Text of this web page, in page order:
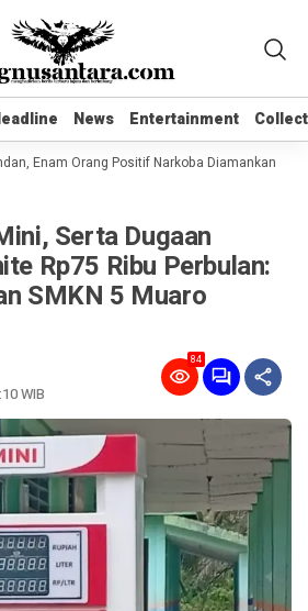
News Entertainment
News Entertainment
Enam Orang Positif Narkoba Diamankan
Serta Dugaan
Rp75 Ribu Perbulan:
SMKN 5 Muaro
WIB
84